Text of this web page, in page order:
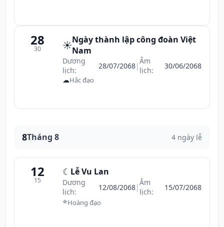
28
30 ☀️Ngày thành lập công đoàn Việt
Nam
Dương
lịch:
28/07/2068|Âm
lịch:
30/06/2068
☁Hắc đạo
8Tháng 8 4 ngày lễ
12
15
☾ Lễ Vu Lan
Dương
lịch:
12/08/2068|Âm
lịch:
15/07/2068
⭐Hoàng đạo